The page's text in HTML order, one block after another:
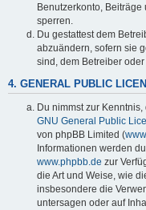
Benutzerkonto,
sperren.
Du gestattest dem
abzuändern, sofern sie
sind, dem Betreiber
4. GENERAL PUBLIC
Du nimmst zur
GNU General Public
von phpBB Limited (
Informationen werden
www.phpbb.de zur
die Art und Weise, wie
insbesondere die
untersagen oder auf